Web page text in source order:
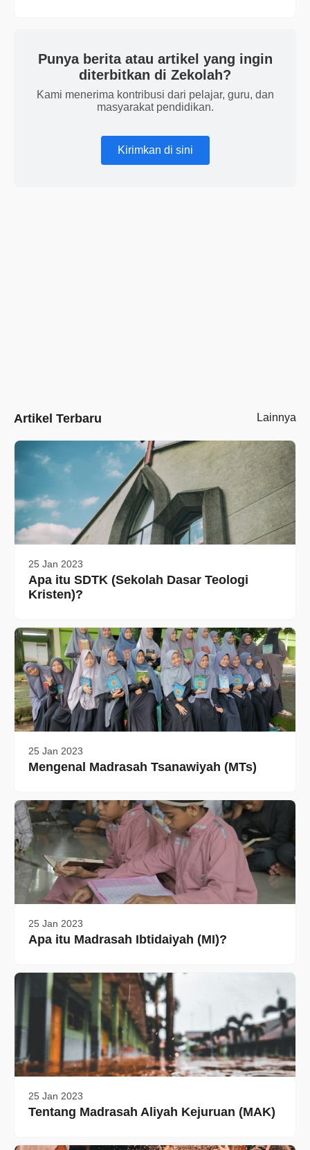
Punya berita atau artikel yang ingin
diterbitkan di Zekolah?
Kami menerima kontribusi dari pelajar, guru, dan
masyarakat pendidikan.
Kirimkan di sini
Artikel Terbaru Lainnya
25 Jan 2023
Apa itu SDTK (Sekolah Dasar Teologi
Kristen)?
25 Jan 2023
Mengenal Madrasah Tsanawiyah (MTs)
25 Jan 2023
Apa itu Madrasah Ibtidaiyah (MI)?
25 Jan 2023
Tentang Madrasah Aliyah Kejuruan (MAK)